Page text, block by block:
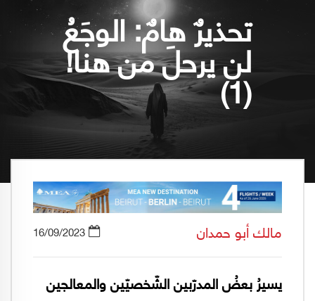
تحذيرٌ هامٌ: الوجَعُ
لن يرحلَ من هنا!
(1)
مالك أبو حمدان 16/09/2023
يسيرُ بعضُ المدرّبين الشّخصيّين والمعالجين